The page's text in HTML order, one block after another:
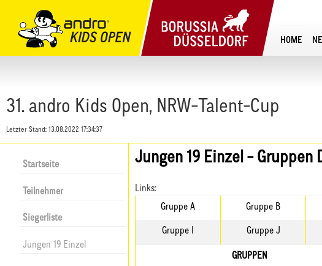
HOME
31. andro Kids Open, NRW-Talent-Cup
Letzter Stand: 13.08.2022 17:34:37
Startseite
Teilnehmer
Siegerliste
Jungen 19 Einzel
Jungen 19 Einzel - Gruppen
Links:
Gruppe A
Gruppe B
Gruppe I Gruppe J
GRUPPEN